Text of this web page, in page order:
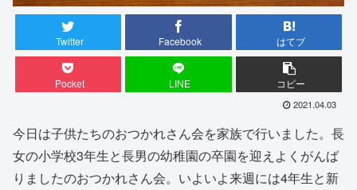
Twitter Facebook はてブ
Pocket LINE コピー
2021.04.03
今日は子供たちのおつかれさん会を家族で行いました。長
女の小学校3年生と長男の幼稚園の卒園を迎えよくがんば
りましたのおつかれさん会。いよいよ来週には4年生と新